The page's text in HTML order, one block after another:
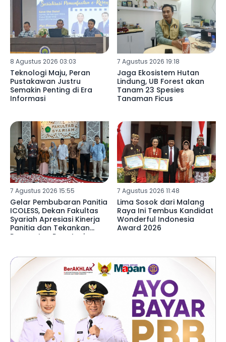
8 Agustus 2026 03:03
Teknologi Maju, Peran
Pustakawan Justru
Semakin Penting di Era
Informasi
7 Agustus 2026 19:18
Jaga Ekosistem Hutan
Lindung, UB Forest akan
Tanam 23 Spesies
Tanaman Ficus
7 Agustus 2026 15:55
Gelar Pembubaran Panitia
ICOLESS, Dekan Fakultas
Syariah Apresiasi Kinerja
Panitia dan Tekankan
Penguatan Reputasi
7 Agustus 2026 11:48
Lima Sosok dari Malang
Raya Ini Tembus Kandidat
Wonderful Indonesia
Award 2026